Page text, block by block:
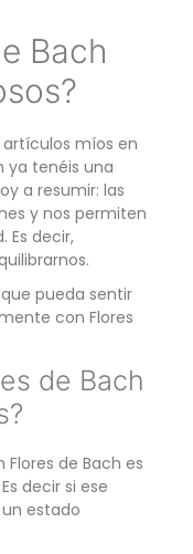
Bach
artículos míos en
ya tenéis una
a resumir: las
y nos permiten
Es decir,
pueda sentir
con Flores
de Bach
de Bach es
decir si ese
estado